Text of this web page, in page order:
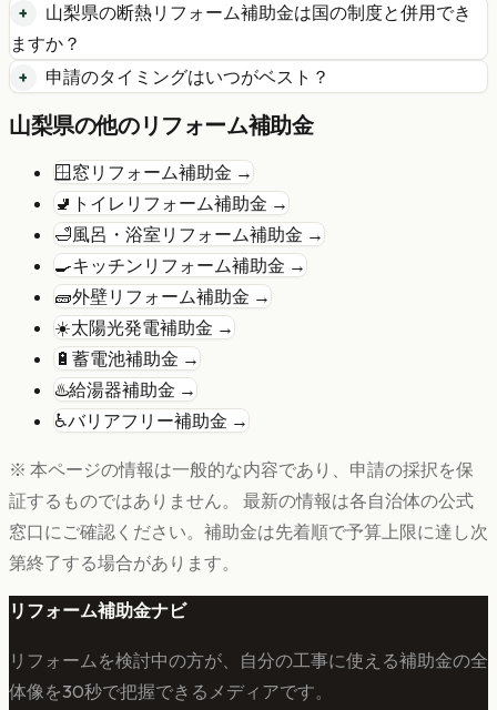
山梨県の断熱リフォーム補助金は国の制度と併用でき
ますか？
申請のタイミングはいつがベスト？
山梨県の他のリフォーム補助金
🪟 窓リフォーム補助金 →
🚽 トイレリフォーム補助金 →
🛁風呂・浴室リフォーム補助金 →
🍳キッチンリフォーム補助金 →
🧱外壁リフォーム補助金 →
☀️太陽光発電補助金 →
🔋 蓄電池補助金 →
♨️給湯器補助金 →
♿バリアフリー補助金 →
※ 本ページの情報は一般的な内容であり、申請の採択を保
証するものではありません。 最新の情報は各自治体の公式
窓口にご確認ください。補助金は先着順で予算上限に達し次
第終了する場合があります。
リフォーム補助金ナビ
リフォームを検討中の方が、自分の工事に使える補助金の全
体像を30秒で把握できるメディアです。